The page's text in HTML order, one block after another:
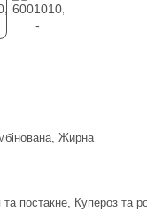
Жирна
постакне, Купероз та